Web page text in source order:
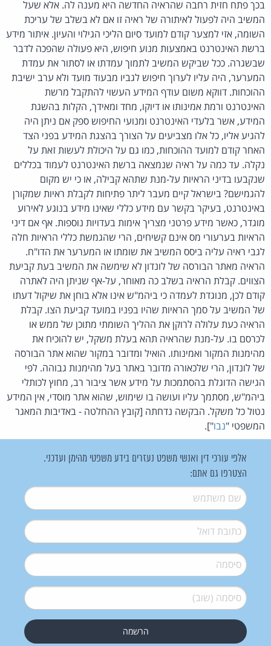
בכך פתח חזית רחבה שהראיה החדשה היא מענה לה. אלא שעל
המשיב היה לפעול לאיתורה של ראיה זו אם לא בשלב של עריכת
השומה, אזי למצער קודם למועד סיום הליכי הגילוי והעיון. איתור מידע
ברשת האינטרנט באמצעות מנוע חיפוש, היא פעולה שהפכה לדבר
שבשגרה. ככל שביקש המשיב לתמוך עמדתו או לסתור את עמדת
המערער, היה עליו לערוך חיפוש לגביו מבעוד מועד ולא ערב ישיבת
ההוכחות. דווקא משום עודף המידע העשוי להתקבל מרשת
האינטרנט ורמת אמינותו או דיוקו, מחד ומאידך, הקלות בהשגת
המידע, אשר בלעדי האינטרנט ומנועי החיפוש ספק אם ניתן היה
להגיע אליו, כל אלו מצביעים על הצורך בהצגת המידע בפני הצד
האחר קודם למועד ההוכחות, כמו גם על היכולת לעשות זאת על
נקלה. עד כמה על ראיה שנמצאה ברשת האינטרנט לעמוד בכללים
שנקבעו בדיני הראיות על-מנת שתהא קבילה, או כי יש מקום
להגמישם? בישראל קיים מעבר ליתר פתיחות לקבלת ראיות שמקורן
באינטרנט, בעיקר בקשר עם מידע כללי שאינו מידע בנוגע לאירוע
מוגדר, כאשר מידע פרטני מצריך אימות בעדויות נוספות. אף אם דיני
הראיות בערעורי מס אינם קשיחים, הרי שהגמשת כללי הראיות חלה
לגבי ראיה עליה ביסס המשיב את שומתו או המערער את הדו"ח.
הראיה מאתר הבורסה של לונדון לא שימשה את המשיב בעת קביעת
הצווים. קבלת הראיה בשלב כה מאוחר, על-אף שניתן היה לאתרה
קודם לכן, מנוגדת לעמדה כי ביהמ"ש אינו אלא בוחן את שיקול דעתו
של המשיב על סמך הראיות שהיו בפניו במועד קביעת הצו. קבלת
הראיה כעת עלולה לרוקן את ההליך השומתי מתוכן של ממש או
לכרסם בו. על-מנת שהראיה תהא בעלת משקל, יש להוכיח את
מהימנות המקור ואמינותו. הואיל ומדובר במקור שהוא אתר הבורסה
של לונדון, הרי שלכאורה מדובר באתר בעל מהימנות גבוהה. לפי
הגישה הדוגלת בהסתמכות על מידע אשר ציבור רב, מחוץ לכותלי
ביהמ"ש, מסתמך עליו ועושה בו שימוש, שהוא אתר מוסדי, אין המידע
נטול כל משקל. הבקשה נדחתה [קובץ ההחלטה - באדיבות המאגר
המשפטי "נבו"].
אלפי עורכי דין ואנשי משפט נעזרים בידע משפטי מהימן ועדכני.
הצטרפו גם אתם:
שם משתמש*
דואל*
סיסמה*
סיסמה (שוב)*